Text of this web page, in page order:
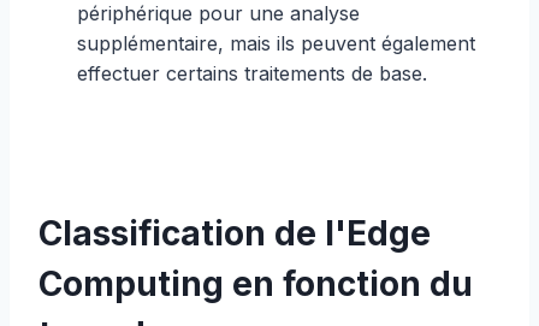
périphérique pour une analyse
supplémentaire, mais ils peuvent également
effectuer certains traitements de base.
Classification de l'Edge
Computing en fonction du